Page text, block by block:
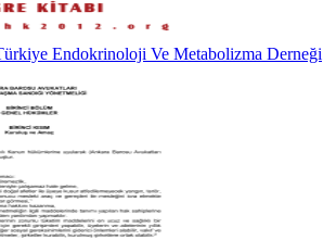
Endokrinoloji Ve Metabolizma Derneği